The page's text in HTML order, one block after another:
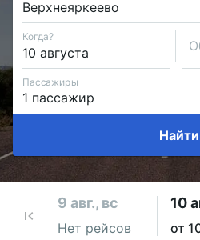
Когда?
Пассажиры
Найти
9 авг., вс
Нет рейсов
10
от